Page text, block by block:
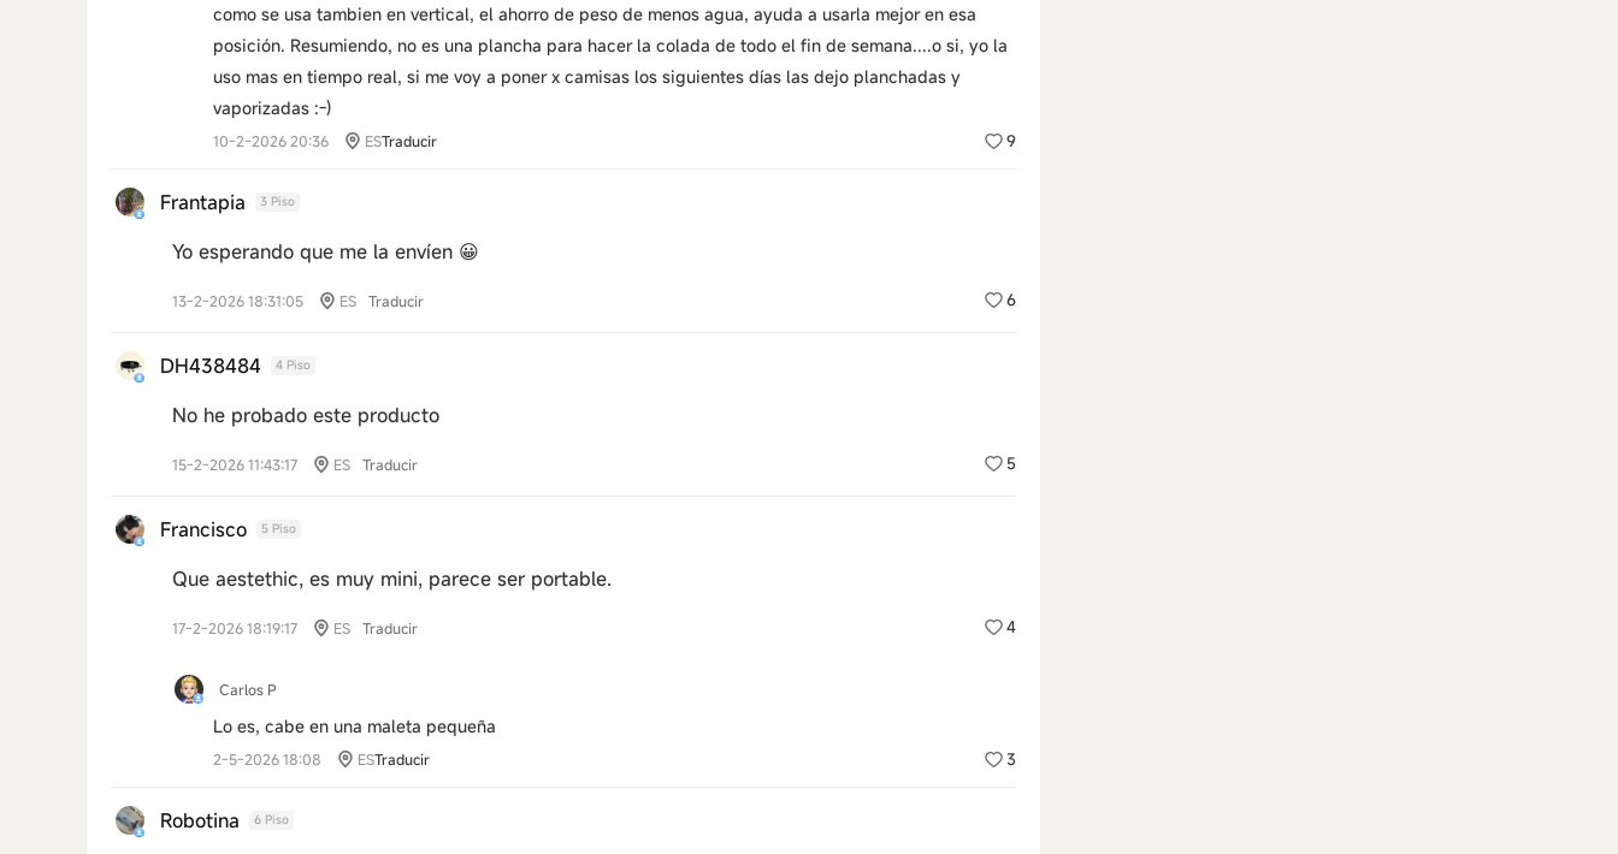
como se usa tambien en vertical, el ahorro de peso de menos agua, ayuda a usarla mejor en esa
posición. Resumiendo, no es una plancha para hacer la colada de todo el fin de semana....o si, yo la
uso mas en tiempo real, si me voy a poner x camisas los siguientes días las dejo planchadas y
vaporizadas :-)
10-2-2026 20:36 ESTraducir 9
Frantapia 3 Piso
Yo esperando que me la envíen 😀
6
13-2-2026 18:31:05 ES Traducir
DH438484 4 Piso
No he probado este producto
5
15-2-2026 11:43:17 ES Traducir
Francisco 5 Piso
Que aestethic, es muy mini, parece ser portable.
4
17-2-2026 18:19:17 ES Traducir
Carlos P
Lo es, cabe en una maleta pequeña
2-5-2026 18:08 ESTraducir 3
Robotina 6 Piso